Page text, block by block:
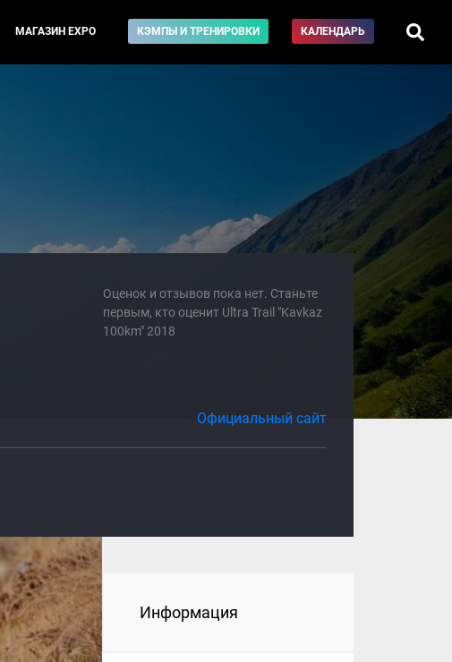
МАГАЗИН EXPO КЭМПЫ И ТРЕНИРОВКИ КАЛЕНДАРЬ
Оценок и отзывов пока нет. Станьте
первым, кто оценит Ultra Trail "Kavkaz
100km" 2018
Официальный сайт
Информация